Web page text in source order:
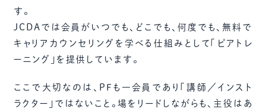
す。
JCDAでは会員がいつでも、どこでも、何度でも、無料で
キャリアカウンセリングを学べる仕組みとして「ピアトレ
ーニング」を提供しています。
ここで大切なのは、PFも一会員であり「講師／インスト
ラクター」ではないこと。場をリードしながらも、主役はあ